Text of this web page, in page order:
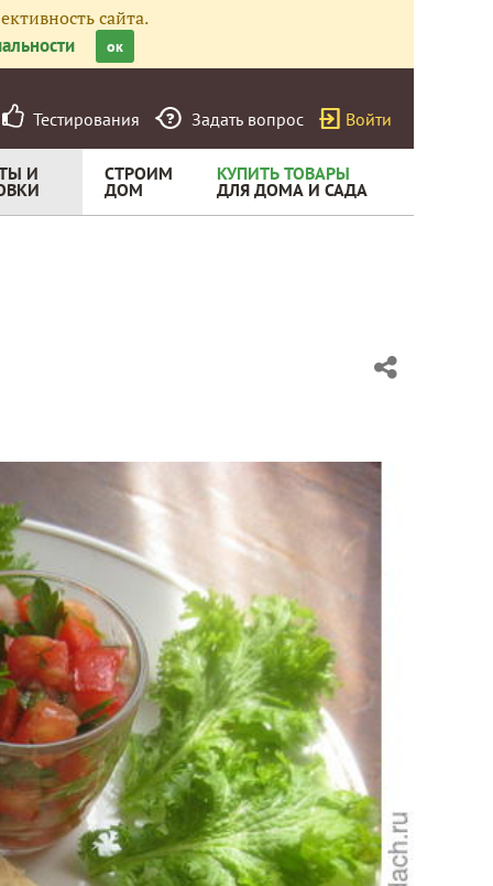
сайта.
ок
Тестирования Задать вопрос Войти
И СТРОИМ
ДОМ
КУПИТЬ ТОВАРЫ
ДЛЯ ДОМА И САДА